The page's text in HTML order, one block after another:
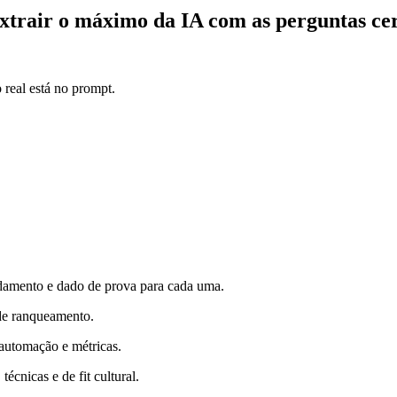
o máximo da IA com as perguntas
está no prompt.
e dado de prova para cada uma.
ranqueamento.
e métricas.
e de fit cultural.